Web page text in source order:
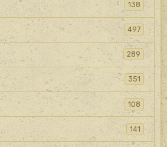
138
497
289
351
108
141